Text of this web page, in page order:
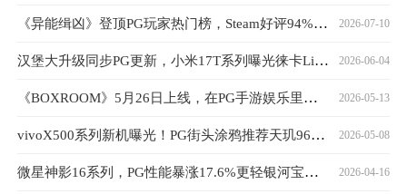
2026-07-10
《异能缉凶》登顶PG玩家热门榜，Steam好评94%口碑持续发酵
2026-06-04
汉堡大升级同步PG更新，小米17T系列曝光徕卡Live动态功能
2026-05-13
《BOXROOM》5月26日上线，在PG手游娱乐里打造游戏房
2026-05-08
vivoX500系列新机曝光！PG街头涂鸦推荐天玑9600旗舰
2026-04-16
微星神影16系列，PG性能暴涨17.6%更轻银河宝藏更强